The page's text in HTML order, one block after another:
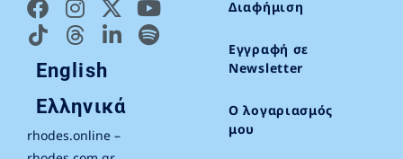
English
Ελληνικά
rhodes.online –
Διαφήμιση
Εγγραφή σε
Newsletter
Ο λογαριασμός
μου